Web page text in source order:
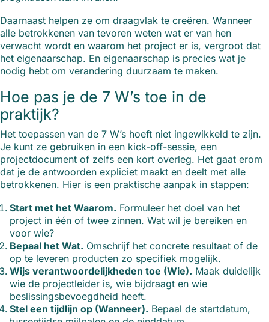
Daarnaast helpen ze om draagvlak te creëren. Wanneer
alle betrokkenen van tevoren weten wat er van hen
verwacht wordt en waarom het project er is, vergroot dat
het eigenaarschap. En eigenaarschap is precies wat je
nodig hebt om verandering duurzaam te maken.
Hoe pas je de 7 W’s toe in de
praktijk?
Het toepassen van de 7 W’s hoeft niet ingewikkeld te zijn.
Je kunt ze gebruiken in een kick-off-sessie, een
projectdocument of zelfs een kort overleg. Het gaat erom
dat je de antwoorden expliciet maakt en deelt met alle
betrokkenen. Hier is een praktische aanpak in stappen:
Start met het Waarom. Formuleer het doel van het
project in één of twee zinnen. Wat wil je bereiken en
voor wie?
Bepaal het Wat. Omschrijf het concrete resultaat of de
op te leveren producten zo specifiek mogelijk.
Wijs verantwoordelijkheden toe (Wie). Maak duidelijk
wie de projectleider is, wie bijdraagt en wie
beslissingsbevoegdheid heeft.
Stel een tijdlijn op (Wanneer). Bepaal de startdatum,